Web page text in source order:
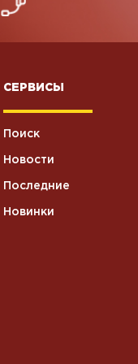
СЕРВИСЫ
Поиск
Новости
Последние
Новинки